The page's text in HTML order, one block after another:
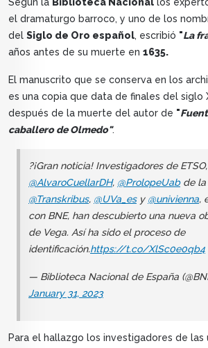
Según la Biblioteca Nacional los
el dramaturgo barroco, y uno de los
del Siglo de Oro español, escribió "La
años antes de su muerte en 1635.
El manuscrito que se conserva en los
es una copia que data de finales del siglo
después de la muerte del autor de "
caballero de Olmedo".
?¡Gran noticia! Investigadores de ETSO,
@AlvaroCuellarDH, @ProlopeUabde la
@Transkribus, @UVa_esy @univienna,
con BNE, han descubierto una nueva
de Vega. Así ha sido el proceso de
identificación.https://t.co/XlSc0e0qb4
— Biblioteca Nacional de España
January 31, 2023
Para el hallazgo los investigadores de las